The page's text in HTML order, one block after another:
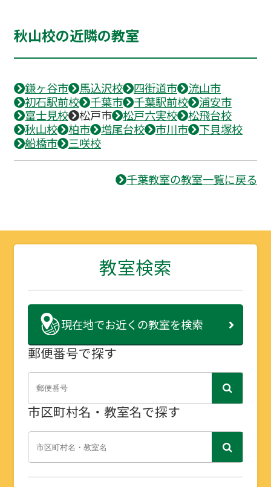
秋山校の近隣の教室
鎌ヶ谷市 馬込沢校 四街道市
流山市
初石駅前校
千葉市 千葉駅前校
浦安市
富士見校
松戸市 松戸六実校
松飛台校
秋山校
柏市 増尾台校 市川市
下貝塚校
船橋市
三咲校
千葉教室の教室一覧に戻る
教室検索
現在地でお近くの教室を検索
郵便番号で探す
市区町村名・教室名で探す